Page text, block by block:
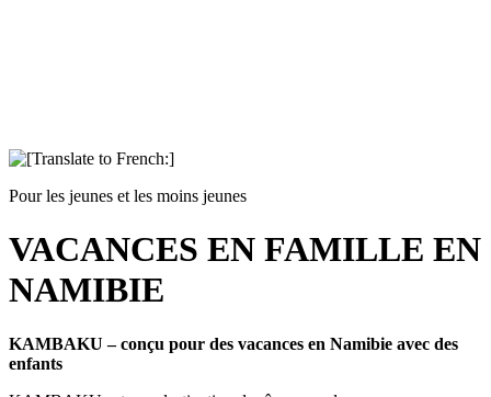
Pour les jeunes et les moins jeunes
VACANCES EN FAMILLE EN
NAMIBIE
KAMBAKU – conçu pour des vacances en Namibie avec des
enfants